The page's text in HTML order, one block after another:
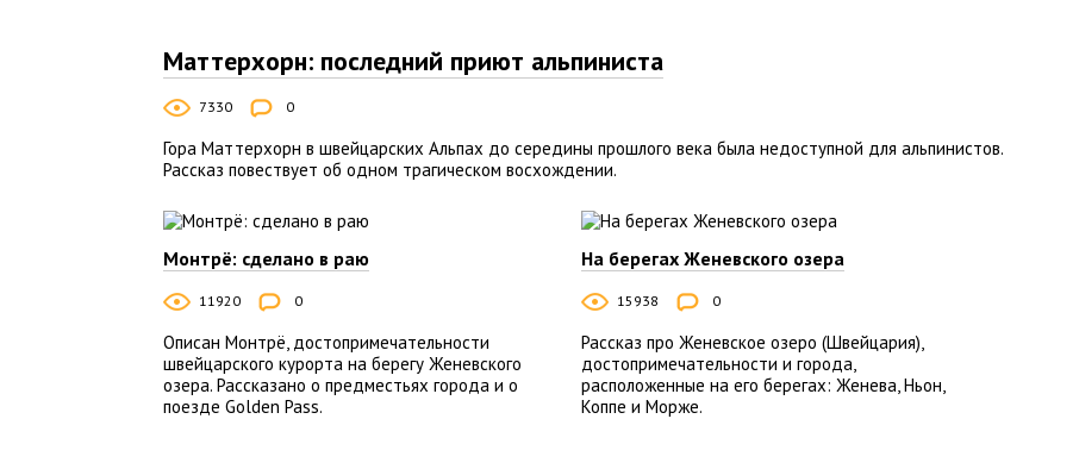
Маттерхорн: последний приют альпиниста
7330 0
Гора Маттерхорн в швейцарских Альпах до середины прошлого века была недоступной для альпинистов.
Рассказ повествует об одном трагическом восхождении.
Монтрё: сделано в раю
11920 0
Описан Монтрё, достопримечательности
швейцарского курорта на берегу Женевского
озера. Рассказано о предместьях города и о
поезде Golden Pass.
На берегах Женевского озера
15938 0
Рассказ про Женевское озеро (Швейцария),
достопримечательности и города,
расположенные на его берегах: Женева, Ньон,
Коппе и Морже.